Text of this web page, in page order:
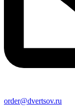
order@dvertsov.ru